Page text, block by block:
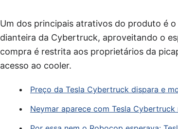
Um dos principais atrativos do produto é
dianteira da Cybertruck, aproveitando o
compra é restrita aos proprietários da
acesso ao cooler.
Preço da Tesla Cybertruck dispara e
Neymar aparece com Tesla Cybertruck